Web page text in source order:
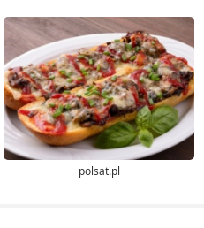
polsat.pl